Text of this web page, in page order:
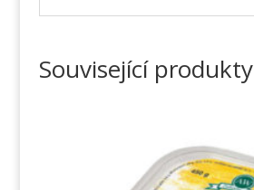
Související produkty